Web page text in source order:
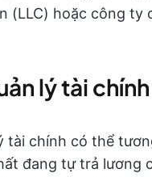
(LLC) hoặc công ty
lý tài
tài chính có thể
đang tự trả lương